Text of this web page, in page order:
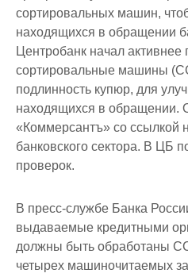
сортировальных машин,
находящихся в обращении
Центробанк начал активнее
сортировальные машины
подлинность купюр, для
находящихся в обращении.
«Коммерсантъ» со ссылкой
банковского сектора. В ЦБ
проверок.
В пресс-службе Банка
выдаваемые кредитными
должны быть обработаны
четырех машиночитаемых